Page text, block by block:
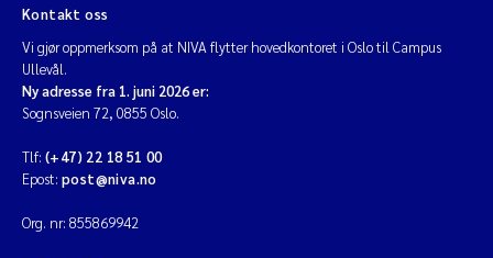
Kontakt oss
Vi gjør oppmerksom på at NIVA flytter hovedkontoret i Oslo til Campus
Ullevål.
Ny adresse fra 1. juni 2026 er:
Sognsveien 72, 0855 Oslo.
Tlf: (+47) 22 18 51 00
Epost: post@niva.no
Org. nr: 855869942